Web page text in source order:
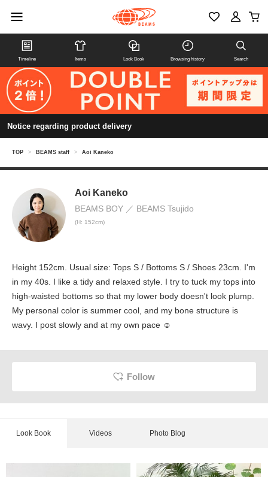
Timeline Items Look Book Browsing history Search
Notice regarding product delivery
TOP > BEAMS staff > Aoi Kaneko
Aoi Kaneko
BEAMS BOY BEAMS Tsujido
(H: 152cm)
Height 152cm. Usual size: Tops S / Bottoms S / Shoes 23cm. I'm
in my 40s. I like a tidy and relaxed style. I try to tuck my tops into
high-waisted bottoms so that my lower body doesn't look plump.
My personal color is summer cool, and my bone structure is
wavy. I post slowly and at my own pace ☺︎
Follow
Look Book Videos Photo Blog